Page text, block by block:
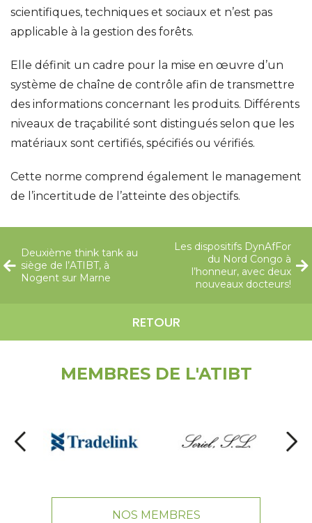
scientifiques, techniques et sociaux et n’est pas
applicable à la gestion des forêts.
Elle définit un cadre pour la mise en œuvre d’un
système de chaîne de contrôle afin de transmettre
des informations concernant les produits. Différents
niveaux de traçabilité sont distingués selon que les
matériaux sont certifiés, spécifiés ou vérifiés.
Cette norme comprend également le management
de l’incertitude de l’atteinte des objectifs.
Deuxième think tank au
siège de l’ATIBT, à
Nogent sur Marne
RETOUR
Les dispositifs DynAfFor
du Nord Congo à
l’honneur, avec deux
nouveaux docteurs!
MEMBRES DE L'ATIBT
NOS MEMBRES